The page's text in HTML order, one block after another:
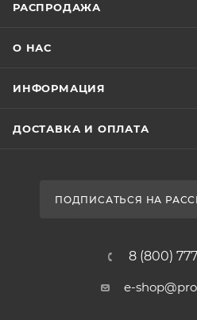
РАСПРОДАЖА
О НАС
ИНФОРМАЦИЯ
ДОСТАВКА И ОПЛАТА
ПОДПИСАТЬСЯ НА
8 (800)
e-